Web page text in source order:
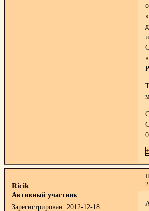
Ricik
Активный участник
Зарегистрирован: 2012-12-18